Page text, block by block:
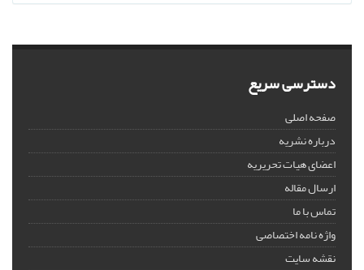
دسترسی سریع
صفحه اصلی
درباره نشریه
اعضای هیات تحریریه
ارسال مقاله
تماس با ما
واژه نامه اختصاصی
نقشه سایت